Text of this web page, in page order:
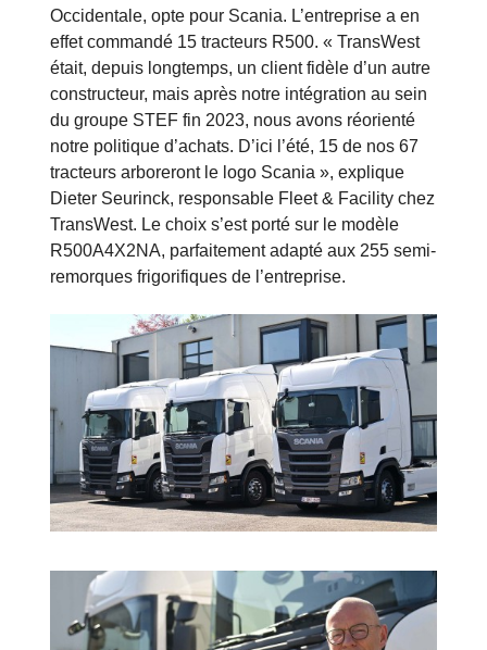
Occidentale, opte pour Scania. L’entreprise a en
effet commandé 15 tracteurs R500. « TransWest
était, depuis longtemps, un client fidèle d’un autre
constructeur, mais après notre intégration au sein
du groupe STEF fin 2023, nous avons réorienté
notre politique d’achats. D’ici l’été, 15 de nos 67
tracteurs arboreront le logo Scania », explique
Dieter Seurinck, responsable Fleet & Facility chez
TransWest. Le choix s’est porté sur le modèle
R500A4X2NA, parfaitement adapté aux 255 semi-
remorques frigorifiques de l’entreprise.